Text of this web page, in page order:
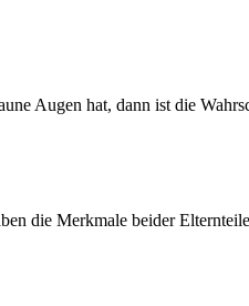
Augen hat, dann ist die
die Merkmale beider